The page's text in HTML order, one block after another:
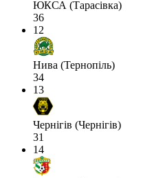
ЮКСА (Тарасівка)
36
12
Нива (Тернопіль)
34
13
Чернігів (Чернігів)
31
14